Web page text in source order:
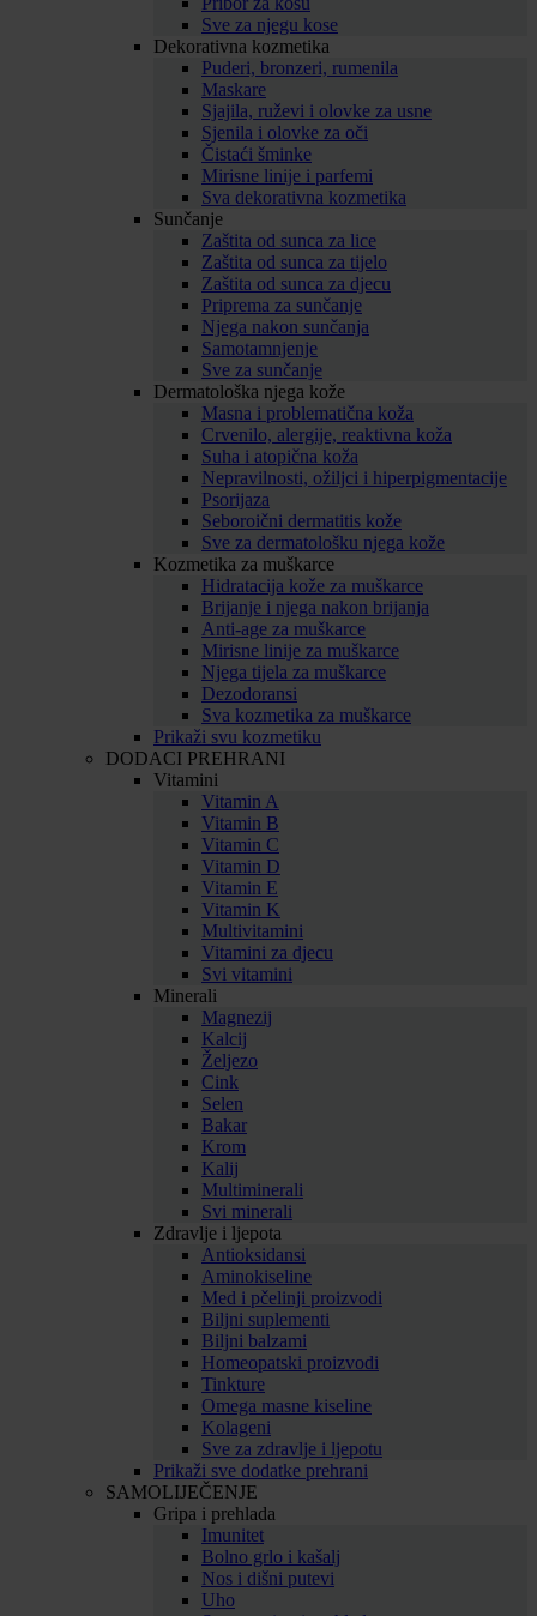
Sve za njegu kose
Dekorativna kozmetika
Puderi, bronzeri, rumenila
Maskare
Sjajila, ruževi i olovke za usne
Sjenila i olovke za oči
Čistaći šminke
Mirisne linije i parfemi
Sva dekorativna kozmetika
Sunčanje
Zaštita od sunca za lice
Zaštita od sunca za tijelo
Zaštita od sunca za djecu
Priprema za sunčanje
Njega nakon sunčanja
Samotamnjenje
Sve za sunčanje
Dermatološka njega kože
Masna i problematična koža
Crvenilo, alergije, reaktivna koža
Suha i atopična koža
Nepravilnosti, ožiljci i hiperpigmentacije
Psorijaza
Seboroični dermatitis kože
Sve za dermatološku njega kože
Kozmetika za muškarce
Hidratacija kože za muškarce
Brijanje i njega nakon brijanja
Anti-age za muškarce
Mirisne linije za muškarce
Njega tijela za muškarce
Dezodoransi
Sva kozmetika za muškarce
Prikaži svu kozmetiku
DODACI PREHRANI
Vitamini
Vitamin A
Vitamin B
Vitamin C
Vitamin D
Vitamin E
Vitamin K
Multivitamini
Vitamini za djecu
Svi vitamini
Minerali
Magnezij
Kalcij
Željezo
Cink
Selen
Bakar
Krom
Kalij
Multiminerali
Svi minerali
Zdravlje i ljepota
Antioksidansi
Aminokiseline
Med i pčelinji proizvodi
Biljni suplementi
Biljni balzami
Homeopatski proizvodi
Tinkture
Omega masne kiseline
Kolageni
Sve za zdravlje i ljepotu
Prikaži sve dodatke prehrani
SAMOLIJEČENJE
Gripa i prehlada
Imunitet
Bolno grlo i kašalj
Nos i dišni putevi
Uho